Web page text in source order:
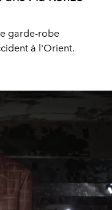
garde-robe
à l'Orient.